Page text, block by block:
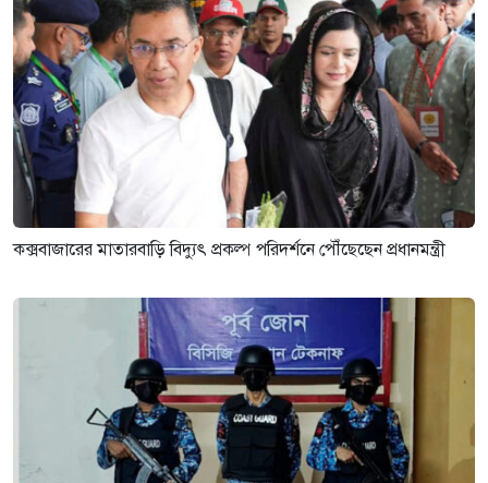
কক্সবাজারের মাতারবাড়ি বিদ্যুৎ প্রকল্প পরিদর্শনে পৌঁছেছেন প্রধানমন্ত্রী